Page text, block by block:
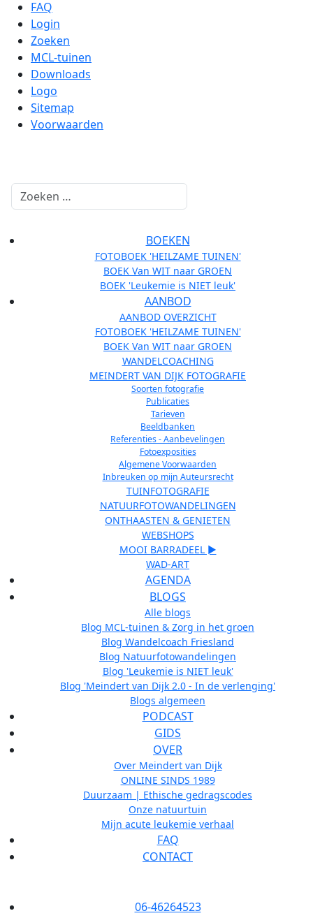
FAQ
Login
Zoeken
MCL-tuinen
Downloads
Logo
Sitemap
Voorwaarden
BOEKEN
FOTOBOEK 'HEILZAME TUINEN'
BOEK Van WIT naar GROEN
BOEK 'Leukemie is NIET leuk'
AANBOD
AANBOD OVERZICHT
FOTOBOEK 'HEILZAME TUINEN'
BOEK Van WIT naar GROEN
WANDELCOACHING
MEINDERT VAN DIJK FOTOGRAFIE
Soorten fotografie
Publicaties
Tarieven
Beeldbanken
Referenties - Aanbevelingen
Fotoexposities
Algemene Voorwaarden
Inbreuken op mijn Auteursrecht
TUINFOTOGRAFIE
NATUURFOTOWANDELINGEN
ONTHAASTEN & GENIETEN
WEBSHOPS
MOOI BARRADEEL ►
WAD-ART
AGENDA
BLOGS
Alle blogs
Blog MCL-tuinen & Zorg in het groen
Blog Wandelcoach Friesland
Blog Natuurfotowandelingen
Blog 'Leukemie is NIET leuk'
Blog 'Meindert van Dijk 2.0 - In de verlenging'
Blogs algemeen
PODCAST
GIDS
OVER
Over Meindert van Dijk
ONLINE SINDS 1989
Duurzaam | Ethische gedragscodes
Onze natuurtuin
Mijn acute leukemie verhaal
FAQ
CONTACT
06-46264523